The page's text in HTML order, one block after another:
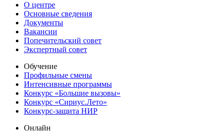
О центре
Основные сведения
Документы
Вакансии
Попечительский совет
Экспертный совет
Обучение
Профильные смены
Интенсивные программы
Конкурс «Большие вызовы»
Конкурс «Сириус.Лето»
Конкурс-защита НИР
Онлайн